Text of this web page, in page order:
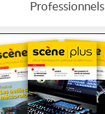
Professionnels